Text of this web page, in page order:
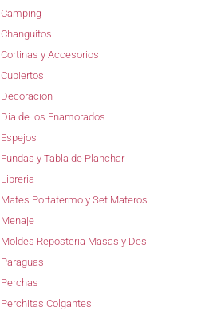
Camping
Changuitos
Cortinas y Accesorios
Cubiertos
Decoracion
Dia de los Enamorados
Espejos
Fundas y Tabla de Planchar
Libreria
Mates Portatermo y Set Materos
Menaje
Moldes Reposteria Masas y Des
Paraguas
Perchas
Perchitas Colgantes